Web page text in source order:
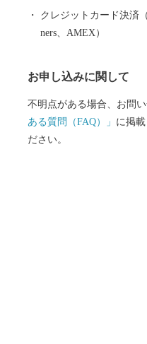
水産業と、広大な牧草地
クレジットカード決済
ners、AMEX）
お申し込みに関して
不明点がある場合、お問
ある質問（FAQ）」 に掲
ださい。